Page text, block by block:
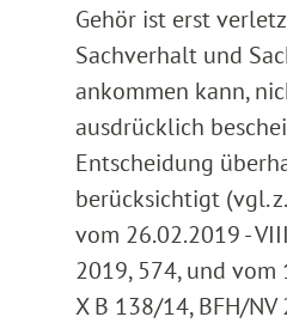
Gehör ist erst
Sachverhalt und
ankommen kann,
ausdrücklich
Entscheidung
berücksichtigt (vgl.
vom 26.02.2019 -
2019, 574, und vom
X B 138/14, BFH/NV